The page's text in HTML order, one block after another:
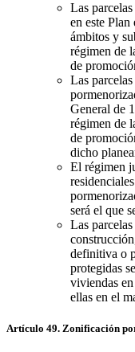
Las
en este
ámbitos y
régimen de
de
Las
General de
régimen de
de
dicho
El régimen
será el que
Las
definitiva o
protegidas
viviendas
ellas en el
Artículo 49. Zonificación